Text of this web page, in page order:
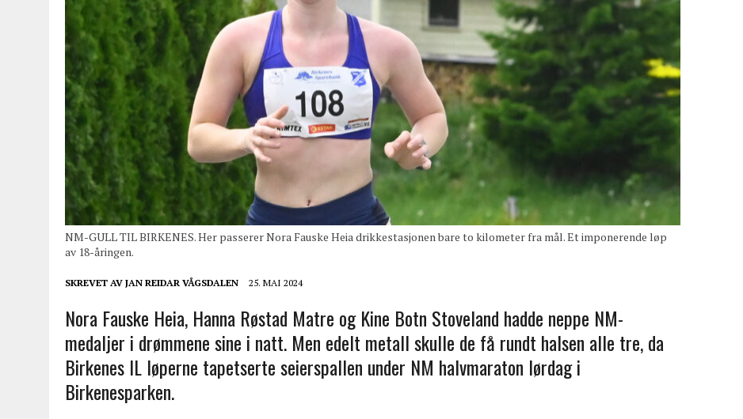
NM-GULL TIL BIRKENES. Her passerer Nora Fauske Heia drikkestasjonen bare to kilometer fra mål. Et imponerende løp
av 18-åringen.
SKREVET AV JAN REIDAR VÅGSDALEN 25. MAI 2024
Nora Fauske Heia, Hanna Røstad Matre og Kine Botn Stoveland hadde neppe NM-
medaljer i drømmene sine i natt. Men edelt metall skulle de få rundt halsen alle tre, da
Birkenes IL løperne tapetserte seierspallen under NM halvmaraton lørdag i
Birkenesparken.